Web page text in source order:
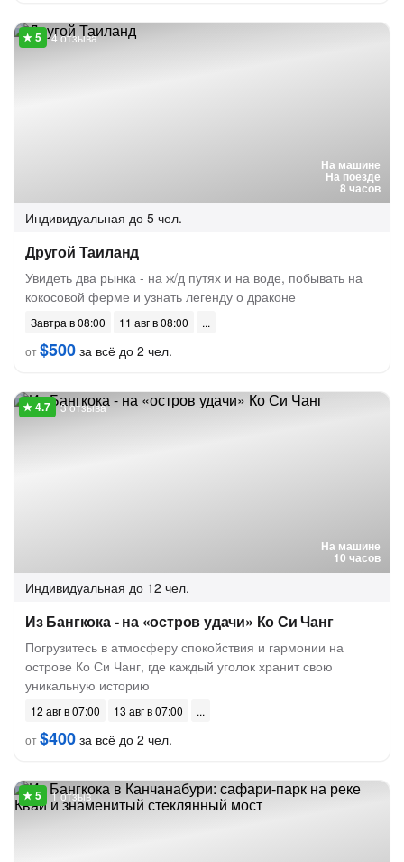
На машине
На поезде
8 часов
4 отзыва
Индивидуальная до 5 чел.
Другой Таиланд
Увидеть два рынка - на ж/д путях и на воде, побывать на
кокосовой ферме и узнать легенду о драконе
Завтра в 08:00
11 авг в 08:00
от$500 за всё до 2 чел.
На машине
10 часов
3 отзыва
Индивидуальная до 12 чел.
Из Бангкока - на «остров удачи» Ко Си Чанг
Погрузитесь в атмосферу спокойствия и гармонии на
острове Ко Си Чанг, где каждый уголок хранит свою
уникальную историю
12 авг в 07:00
13 авг в 07:00
от$400 за всё до 2 чел.
1 отзыв